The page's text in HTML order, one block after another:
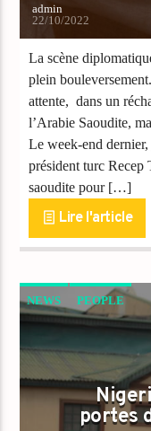
admin
22/10/2022
La scène
plein
attente, dans un
l’Arabie Saoudite,
Le week-end
président turc Recep
saoudite pour […]
Lire l'article
NEWS PEOPLE
portes